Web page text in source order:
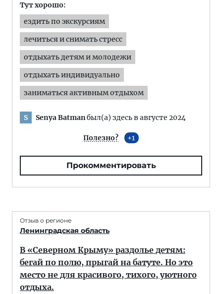
Тут хорошо:
ездить по экскурсиям
лечиться и снимать стресс
отдыхать детям и молодежи
отдыхать индивидуально
заниматься активным отдыхом
S Senya Batmanбыл(а) здесь в августе 2024
Полезно? 1
Прокомментировать
Отзыв о регионе
Ленинградская область
В «Северном Крыму» раздолье детям:
бегай по полю, прыгай на батуте. Но это
место не для красивого, тихого, уютного
отдыха.